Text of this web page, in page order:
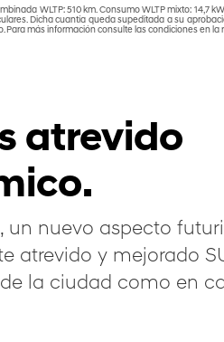
WLTP: 510 km. Consumo WLTP mixto: 14,7
Dicha cuantía queda supeditada a su
más información consulte las condiciones en
atrevido
nuevo aspecto
atrevido y mejorado
la ciudad como en